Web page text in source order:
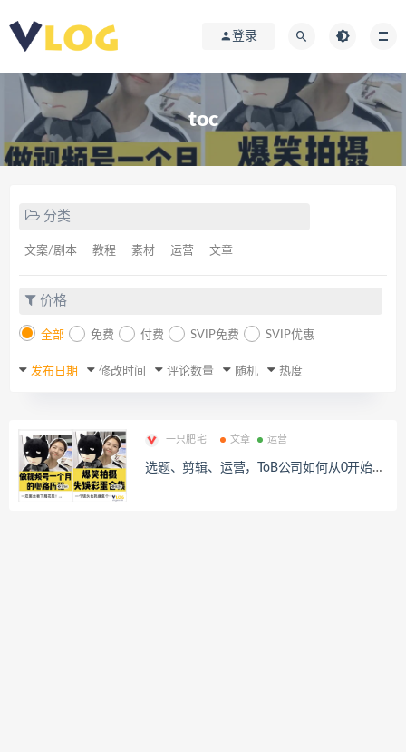
登录
toc
分类
文案/剧本 教程 素材 运营 文章
价格
全部 免费 付费 SVIP免费 SVIP优惠
发布日期 修改时间 评论数量 随机 热度
一只肥宅 文章 运营
选题、剪辑、运营，ToB公司如何从0开始做